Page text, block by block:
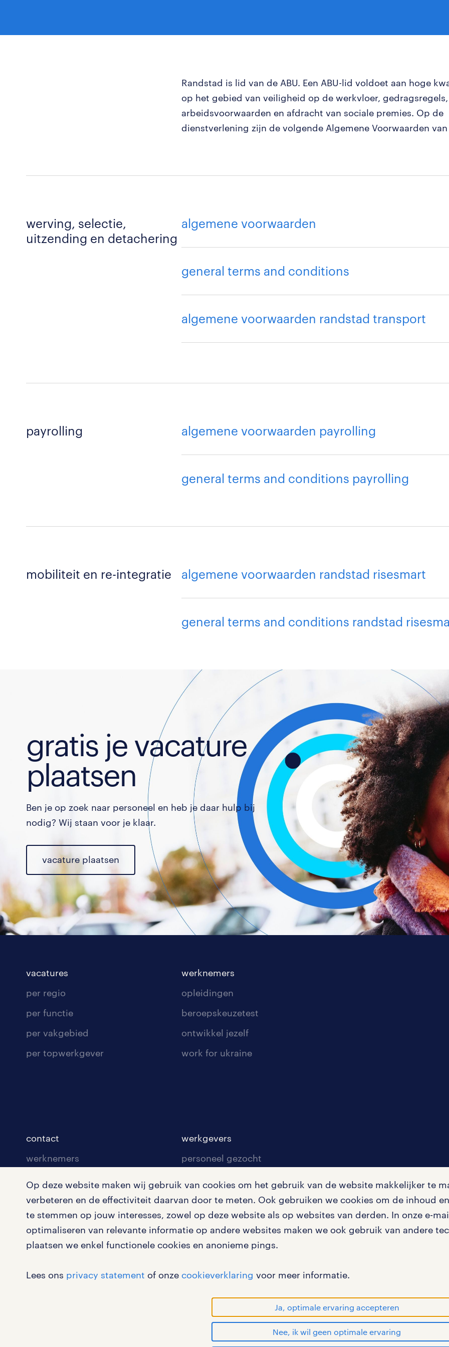
Op deze website maken wij gebruik van cookies om het gebruik van de website makkelijker te
verbeteren en de effectiviteit daarvan door te meten. Ook gebruiken we cookies om de inhoud
te stemmen op jouw interesses, zowel op deze website als op websites van derden. In onze e-
optimaliseren van relevante informatie op andere websites maken we ook gebruik van andere
plaatsen we enkel functionele cookies en anonieme pings.
Lees ons privacy statement of onze cookieverklaring voor meer informatie.
Ja, optimale ervaring accepteren
Nee, ik wil geen optimale ervaring
Randstad is lid van de ABU. Een ABU-lid voldoet aan hoge
op het gebied van veiligheid op de werkvloer, gedragsregels,
arbeidsvoorwaarden en afdracht van sociale premies. Op de
dienstverlening zijn de volgende Algemene Voorwaarden
werving, selectie,
uitzending en detachering
algemene voorwaarden
general terms and conditions
algemene voorwaarden randstad transport
payrolling algemene voorwaarden payrolling
general terms and conditions payrolling
mobiliteit en re-integratie algemene voorwaarden randstad risesmart
general terms and conditions randstad
gratis je vacature
plaatsen
Ben je op zoek naar personeel en heb je daar hulp bij
nodig? Wij staan voor je klaar.
vacature plaatsen
vacatures
per regio
per functie
per vakgebied
per topwerkgever
werknemers
opleidingen
beroepskeuzetest
ontwikkel jezelf
work for ukraine
contact
werknemers
mijn randstad
inschrijven
werkgevers
personeel gezocht
nieuwsbrief
algemene voorwaarden
werken bij randstad gebruikersvoorwaarden